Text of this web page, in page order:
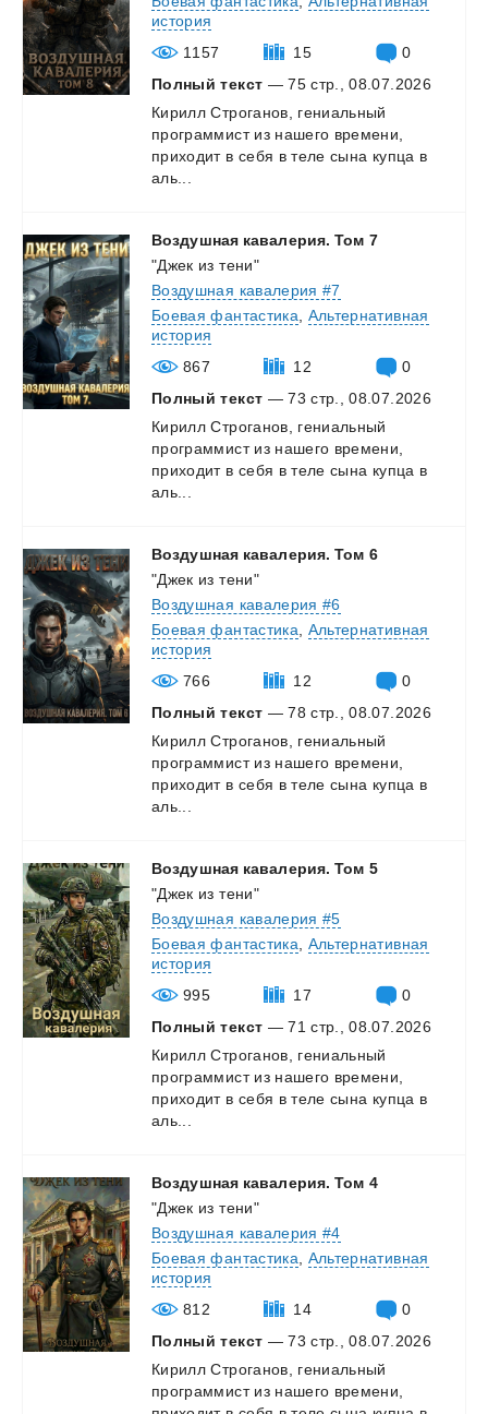
история
1157
15
0
Полный текст — 75 стр., 08.07.2026
Кирилл Строганов, гениальный
программист из нашего времени,
приходит в себя в теле сына купца в
аль...
Воздушная кавалерия. Том 7
"Джек из тени"
Воздушная кавалерия #7
Боевая фантастика
Альтернативная
история
867
12
0
Полный текст — 73 стр., 08.07.2026
Кирилл Строганов, гениальный
программист из нашего времени,
приходит в себя в теле сына купца в
аль...
Воздушная кавалерия. Том 6
"Джек из тени"
Воздушная кавалерия #6
Боевая фантастика
Альтернативная
история
766
12
0
Полный текст — 78 стр., 08.07.2026
Кирилл Строганов, гениальный
программист из нашего времени,
приходит в себя в теле сына купца в
аль...
Воздушная кавалерия. Том 5
"Джек из тени"
Воздушная кавалерия #5
Боевая фантастика
Альтернативная
история
995
17
0
Полный текст — 71 стр., 08.07.2026
Кирилл Строганов, гениальный
программист из нашего времени,
приходит в себя в теле сына купца в
аль...
Воздушная кавалерия. Том 4
"Джек из тени"
Воздушная кавалерия #4
Боевая фантастика
Альтернативная
история
812
14
0
Полный текст — 73 стр., 08.07.2026
Кирилл Строганов, гениальный
программист из нашего времени,